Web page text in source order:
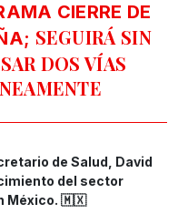
CIERRE DE
SEGUIRÁ SIN
DOS VÍAS
de Salud, David
del sector
México. 🇲🇽